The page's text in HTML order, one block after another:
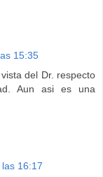
15:35
del Dr. respecto
Aun asi es una
16:17